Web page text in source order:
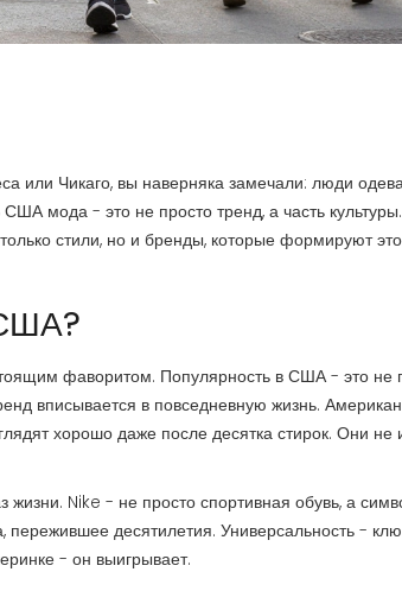
или Чикаго, вы наверняка замечали: люди
мода - это не просто тренд, а часть
стили, но и бренды, которые формируют
фаворитом. Популярность в США - это не
вписывается в повседневную жизнь.
хорошо даже после десятка стирок. Они не
Nike - не просто спортивная обувь, а
пережившее десятилетия. Универсальность -
- он выигрывает.